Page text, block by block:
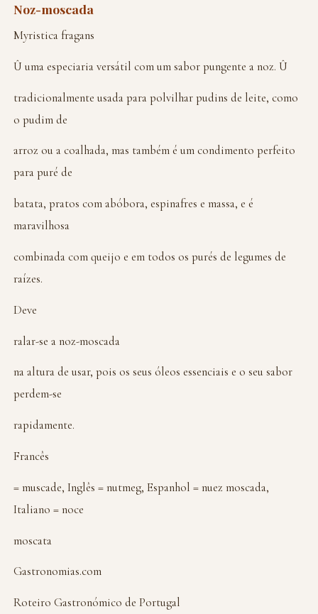
Noz-moscada
Myristica fragans
Û uma especiaria versátil com um sabor pungente a noz. Û
tradicionalmente usada para polvilhar pudins de leite, como
o pudim de
arroz ou a coalhada, mas também é um condimento perfeito
para puré de
batata, pratos com abóbora, espinafres e massa, e é
maravilhosa
combinada com queijo e em todos os purés de legumes de
raízes.
Deve
ralar-se a noz-moscada
na altura de usar, pois os seus óleos essenciais e o seu sabor
perdem-se
rapidamente.
Francês
= muscade, Inglês = nutmeg, Espanhol = nuez moscada,
Italiano = noce
moscata
Gastronomias.com
Roteiro Gastronómico de Portugal